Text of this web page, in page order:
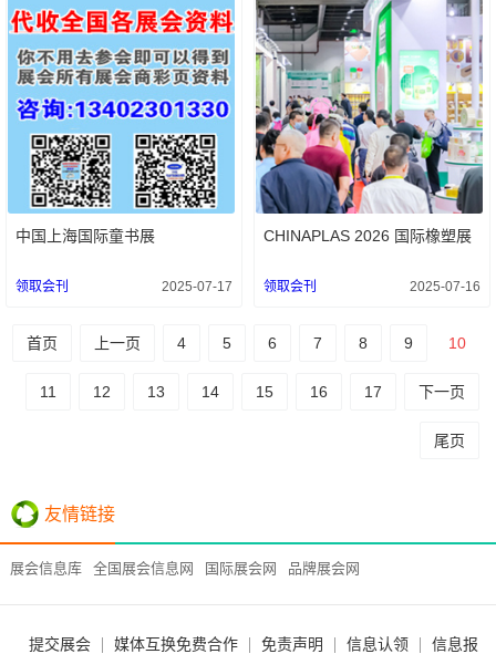
中国上海国际童书展
领取会刊 2025-07-17
CHINAPLAS 2026 国际橡塑展
领取会刊 2025-07-16
首页 上一页 4 5 6 7 8 9 10
11 12 13 14 15 16 17 下一页
尾页
友情链接
展会信息库 全国展会信息网 国际展会网 品牌展会网
提交展会 媒体互换免费合作 免责声明 信息认领 信息报